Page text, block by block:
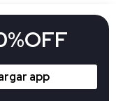
app